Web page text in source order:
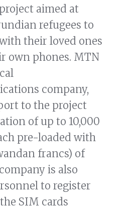
aimed at
refugees to
their loved ones
own phones. MTN
company,
to the project
of up to 10,000
pre-loaded with
francs) of
is also
to register
SIM cards